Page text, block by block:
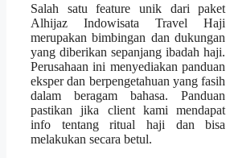
Salah satu feature unik dari paket
Alhijaz Indowisata Travel Haji
merupakan bimbingan dan dukungan
yang diberikan sepanjang ibadah haji.
Perusahaan ini menyediakan panduan
eksper dan berpengetahuan yang fasih
dalam beragam bahasa. Panduan
pastikan jika client kami mendapat
info tentang ritual haji dan bisa
melakukan secara betul.